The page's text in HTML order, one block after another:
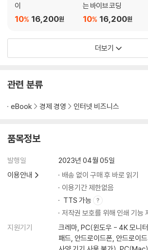
이
16,200원
10%
는 바이브 코딩
16,200원
10%
더보기
관련 분류
eBook 경제 경영 인터넷 비즈니스
품목정보
발행일
2023년 04월 05일
이용안내
배송 없이 구매 후 바로 읽기
이용기간 제한없음
TTS 가능
저작권 보호를 위해 인쇄 기능
지원기기
크레마, PC(윈도우 - 4K 모니
패드, 안드로이드폰, 안드로이